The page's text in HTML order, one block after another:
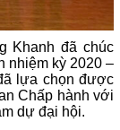
Khanh đã chúc
nhiệm kỳ 2020 –
lựa chọn được
Chấp hành với
dự đại hội.